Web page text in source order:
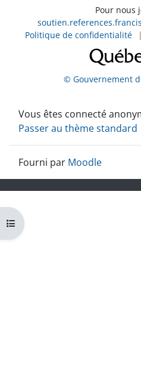
Ouvrir l’index du cours
Pour nous
Politique de confidentialité
|
© Gouvernement
Vous êtes connecté
Passer au thème standard
Fourni par Moodle